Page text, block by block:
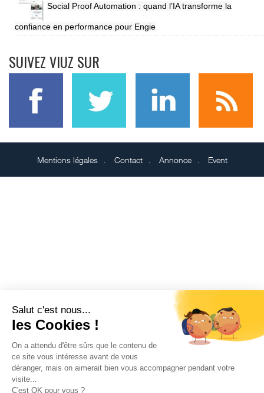
Salut c'est nous...
les Cookies !
On a attendu d'être sûrs que le contenu de
ce site vous intéresse avant de vous
déranger, mais on aimerait bien vous accompagner pendant votre
visite...
C'est OK pour vous ?
Social Proof Automation : quand l’IA transforme la
confiance en performance pour Engie
SUIVEZ VIUZ SUR
Mentions légales Contact Annonce Event